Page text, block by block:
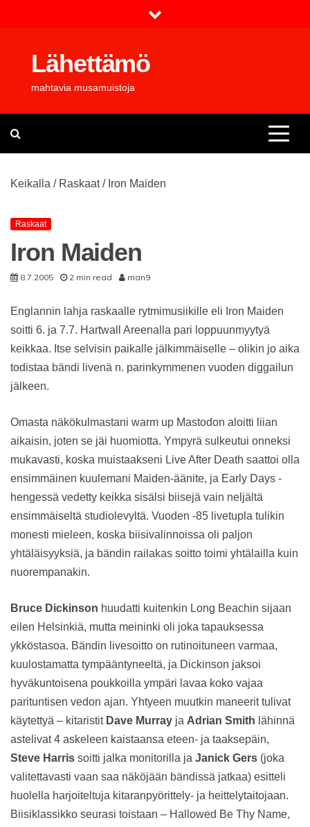
Lähettämö
mahtavia musamuistoja
Keikalla / Raskaat/ Iron Maiden
Raskaat
Iron Maiden
8.7.2005 2 min read man9
Englannin lahja raskaalle rytmimusiikille eli Iron Maiden
soitti 6. ja 7.7. Hartwall Areenalla pari loppuunmyytyä
keikkaa. Itse selvisin paikalle jälkimmäiselle – olikin jo aika
todistaa bändi livenä n. parinkymmenen vuoden diggailun
jälkeen.
Omasta näkökulmastani warm up Mastodon aloitti liian
aikaisin, joten se jäi huomiotta. Ympyrä sulkeutui onneksi
mukavasti, koska muistaakseni Live After Death saattoi olla
ensimmäinen kuulemani Maiden-äänite, ja Early Days -
hengessä vedetty keikka sisälsi biisejä vain neljältä
ensimmäiseltä studiolevyltä. Vuoden -85 livetupla tulikin
monesti mieleen, koska biisivalinnoissa oli paljon
yhtäläisyyksiä, ja bändin railakas soitto toimi yhtälailla kuin
nuorempanakin.
Bruce Dickinson huudatti kuitenkin Long Beachin sijaan
eilen Helsinkiä, mutta meininki oli joka tapauksessa
ykköstasoa. Bändin livesoitto on rutinoituneen varmaa,
kuulostamatta tympääntyneeltä, ja Dickinson jaksoi
hyväkuntoisena poukkoilla ympäri lavaa koko vajaa
parituntisen vedon ajan. Yhtyeen muutkin maneerit tulivat
käytettyä – kitaristit Dave Murray ja Adrian Smith lähinnä
astelivat 4 askeleen kaistaansa eteen- ja taaksepäin,
Steve Harris soitti jalka monitorilla ja Janick Gers (joka
valitettavasti vaan saa näköjään bändissä jatkaa) esitteli
huolella harjoiteltuja kitaranpyörittely- ja heittelytaitojaan.
Biisiklassikko seurasi toistaan – Hallowed Be Thy Name,